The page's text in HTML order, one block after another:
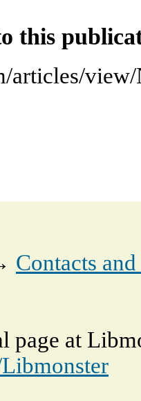
this
articles/
Contacts
at